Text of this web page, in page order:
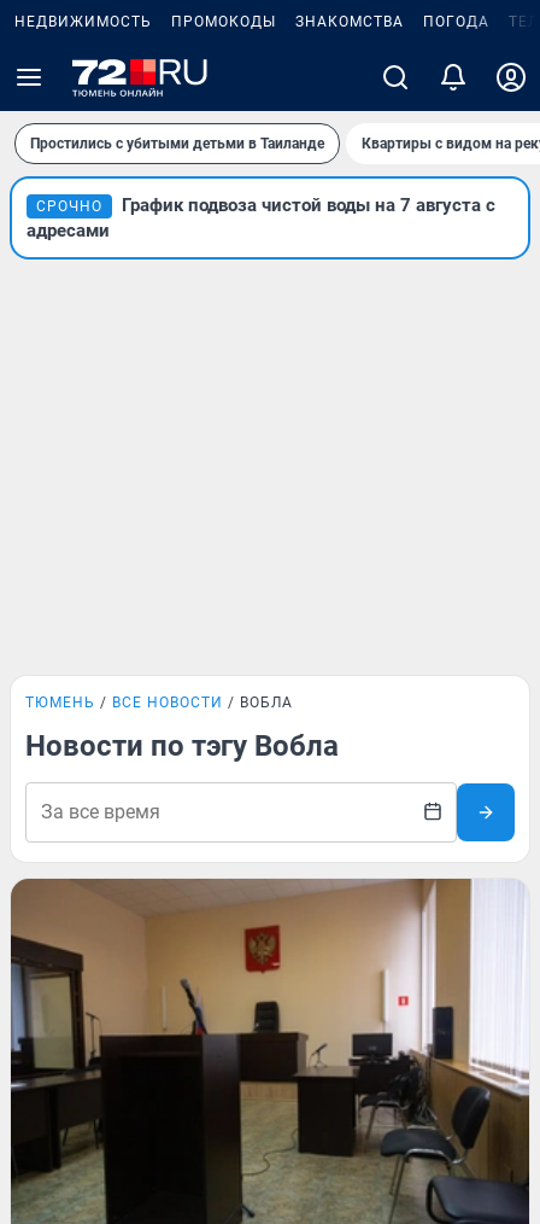
НЕДВИЖИМОСТЬ ПРОМОКОДЫ ЗНАКОМСТВА ПОГОДА
Простились с убитыми детьми в Таиланде Квартиры с видом на
СРОЧНО
График подвоза чистой воды на 7 августа с
адресами
ТЮМЕНЬ ВСЕ НОВОСТИ ВОБЛА
Новости по тэгу Вобла